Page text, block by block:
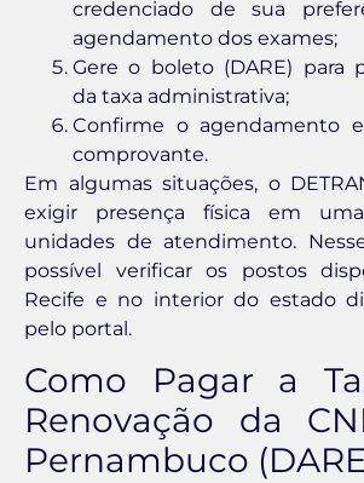
credenciado de sua
agendamento dos exames;
Gere o boleto (DARE) para
da taxa administrativa;
Confirme o agendamento
comprovante.
Em algumas situações, o
exigir presença física em
unidades de atendimento.
possível verificar os postos
Recife e no interior do estado
pelo portal.
Como Pagar a
Renovação da
Pernambuco